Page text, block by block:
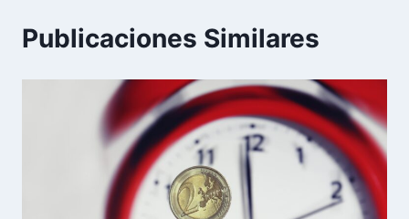
Publicaciones Similares